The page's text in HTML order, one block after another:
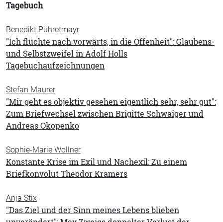
Tagebuch
Benedikt Pühretmayr
"Ich flüchte nach vorwärts, in die Offenheit": Glaubens-
und Selbstzweifel in Adolf Holls
Tagebuchaufzeichnungen
Stefan Maurer
"Mir geht es objektiv gesehen eigentlich sehr, sehr gut":
Zum Briefwechsel zwischen Brigitte Schwaiger und
Andreas Okopenko
Sophie-Marie Wollner
Konstante Krise im Exil und Nachexil: Zu einem
Briefkonvolut Theodor Kramers
Anja Stix
"Das Ziel und der Sinn meines Lebens blieben